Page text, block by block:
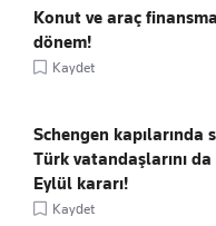
Konut ve araç
dönem!
Kaydet
Schengen
Türk vatandaşlarını
Eylül kararı!
Kaydet